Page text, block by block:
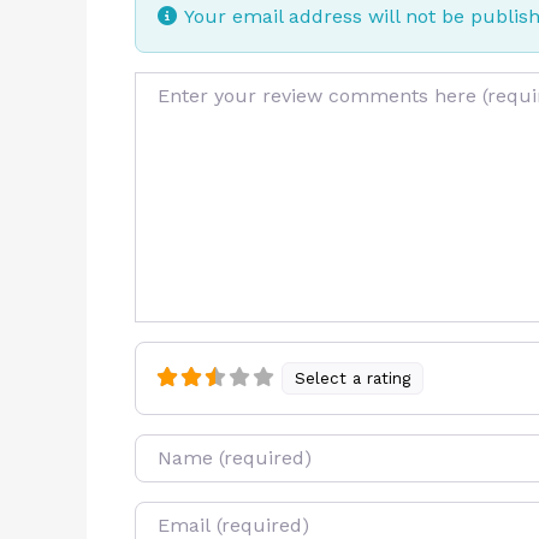
Your email address will not be
Select a rating
Name
E-mail